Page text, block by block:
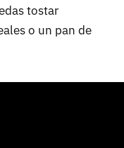
tostar
o un pan de